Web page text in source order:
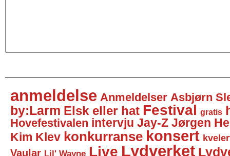
anmeldelse Anmeldelser Asbjørn
by:Larm Elsk eller hat Festival gratis
Hovefestivalen intervju Jay-Z Jørgen
Kim Klev konkurranse konsert
Vaular Lil' Wayne Live Lydverket